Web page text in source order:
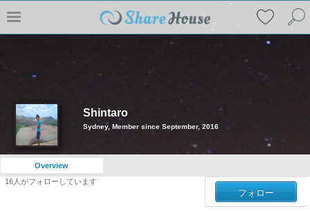
Shintaro
Sydney, Member since September, 2016
Overview
16 人がフォローしています
フォロー